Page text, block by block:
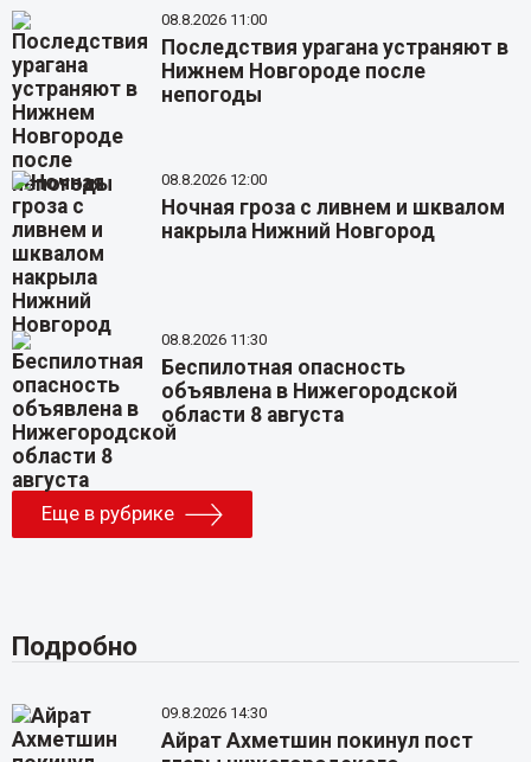
08.8.2026 11:00
Последствия урагана устраняют в
Нижнем Новгороде после
непогоды
08.8.2026 12:00
Ночная гроза с ливнем и шквалом
накрыла Нижний Новгород
08.8.2026 11:30
Беспилотная опасность
объявлена в Нижегородской
области 8 августа
Еще в рубрике
Подробно
09.8.2026 14:30
Айрат Ахметшин покинул пост